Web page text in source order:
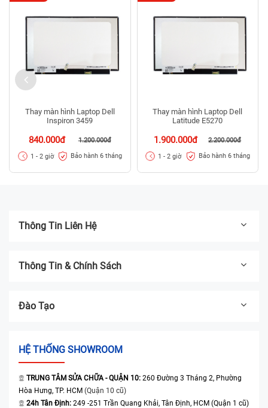
Thay màn hình Laptop Dell
Inspiron 3459
840.000đ 1.200.000đ
1 - 2 giờ Bảo hành 6 tháng
Thay màn hình Laptop Dell
Latitude E5270
1.900.000đ 2.200.000đ
1 - 2 giờ Bảo hành 6 tháng
Thông Tin Liên Hệ
Thông Tin & Chính Sách
Đào Tạo
HỆ THỐNG SHOWROOM
TRUNG TÂM SỬA CHỮA - QUẬN 10: 260 Đường 3 Tháng 2, Phường
Hòa Hưng, TP. HCM (Quận 10 cũ)
24h Tân Định: 249 -251 Trần Quang Khải, Tân Định, HCM (Quận 1 cũ)